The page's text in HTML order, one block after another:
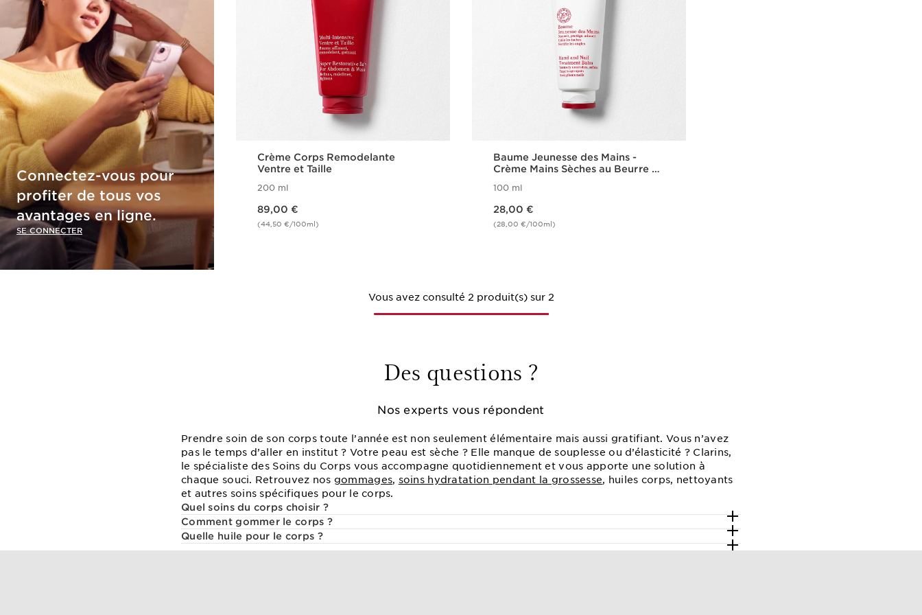
Connectez-vous pour
profiter de tous vos
avantages en ligne.
SE CONNECTER
Crème Corps Remodelante
Ventre et Taille
200 ml
89,00 €
(44,50 €/100ml)
Baume Jeunesse des Mains -
Crème Mains Sèches au Beurre de
100 ml
28,00 €
(28,00 €/100ml)
Vous avez consulté 2 produit(s) sur 2
Des questions ?
Nos experts vous répondent
Prendre soin de son corps toute l’année est non seulement élémentaire mais aussi gratifiant. Vous n’avez
pas le temps d’aller en institut ? Votre peau est sèche ? Elle manque de souplesse ou d’élasticité ? Clarins,
le spécialiste des Soins du Corps vous accompagne quotidiennement et vous apporte une solution à
chaque souci. Retrouvez nos gommages, soins hydratation pendant la grossesse, huiles corps, nettoyants
et autres soins spécifiques pour le corps.
Quel soins du corps choisir ?
Comment gommer le corps ?
Quelle huile pour le corps ?